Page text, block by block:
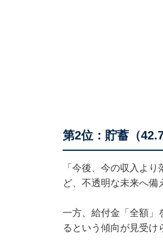
第2位：貯蓄（42.7
「今後、今の収入よ
ど、不透明な未来へ備
一方、給付金「全額」
るという傾向が見受け